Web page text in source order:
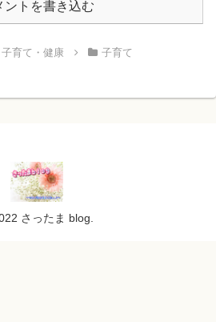
ントを書き込む
育て・健康 子育て
さったま blog.